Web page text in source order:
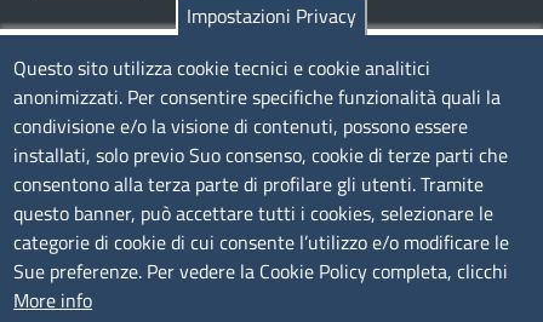
TRASPARENZA
Albo Online
Amministrazione trasparente
Bandi e concorsi
Segnalazioni Whistleblowing
Accessibilità
IBAN e pagamenti informatici
Impostazioni Privacy
Questo sito utilizza cookie tecnici e cookie analitici
anonimizzati. Per consentire specifiche funzionalità quali la
condivisione e/o la visione di contenuti, possono essere
installati, solo previo Suo consenso, cookie di terze parti che
consentono alla terza parte di profilare gli utenti. Tramite
questo banner, può accettare tutti i cookies, selezionare le
categorie di cookie di cui consente l’utilizzo e/o modificare le
Sue preferenze. Per vedere la Cookie Policy completa, clicchi
More info